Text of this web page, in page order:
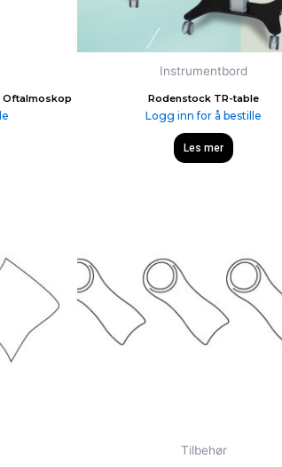
Oftalmoskop
Instrumentbord
Rodenstock TR-table
Logg inn for å bestille
Les mer
Tilbehør